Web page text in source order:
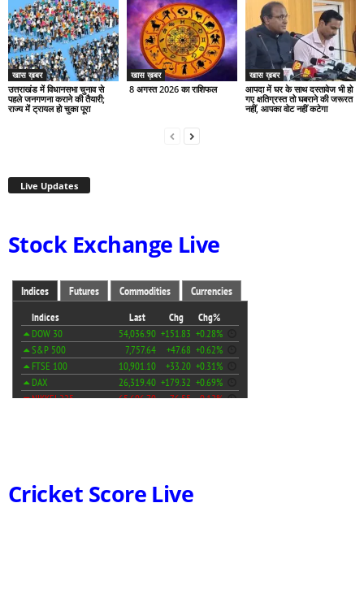
खास ख़बर
उत्तराखंड में विधानसभा चुनाव से
पहले जनगणना कराने की तैयारी;
राज्य में ट्रायल हो चुका पूरा
खास ख़बर
8 अगस्त 2026 का राशिफल
खास ख़बर
आपदा में घर के साथ दस्तावेज भी हो
गए क्षतिग्रस्त तो घबराने की जरूरत
नहीं, आपका वोट नहीं कटेगा
Live Updates
Stock Exchange Live
Cricket Score Live